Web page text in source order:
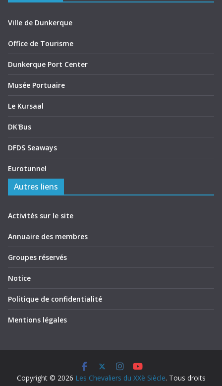
Ville de Dunkerque
Office de Tourisme
Dunkerque Port Center
Musée Portuaire
Le Kursaal
DK'Bus
DFDS Seaways
Eurotunnel
Autres liens
Activités sur le site
Annuaire des membres
Groupes réservés
Notice
Politique de confidentialité
Mentions légales
Copyright © 2026 Les Chevaliers du XXè Siècle. Tous droits